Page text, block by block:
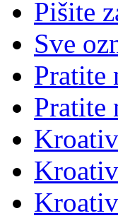
Pišite
Sve
Pratite
Pratite